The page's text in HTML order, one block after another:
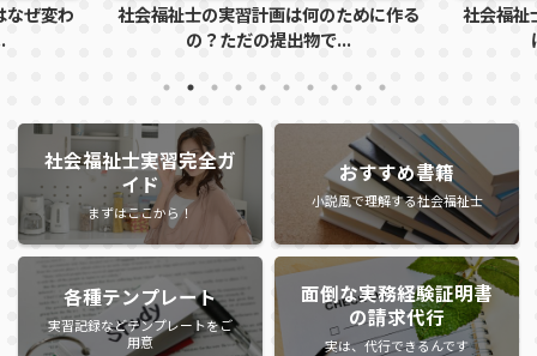
ぜ変わ
社会福祉士の実習計画は何のために作る
の？ただの提出物で...
社会福祉
社会福祉士実習完全ガ
イド
まずはここから！
おすすめ書籍
小説風で理解する社会福祉士
各種テンプレート
実習記録などテンプレートをご
用意
面倒な実務経験証明書
の請求代行
実は、代行できるんです